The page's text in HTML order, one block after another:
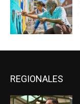
REGIONALES